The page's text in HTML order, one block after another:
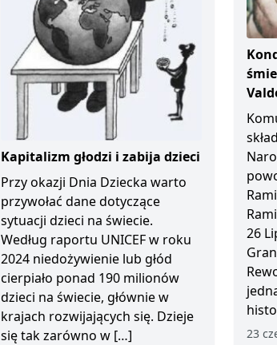
Kapitalizm głodzi i zabija dzieci
Przy okazji Dnia Dziecka warto
przywołać dane dotyczące
sytuacji dzieci na świecie.
Według raportu UNICEF w roku
2024 niedożywienie lub głód
cierpiało ponad 190 milionów
dzieci na świecie, głównie w
krajach rozwijających się. Dzieje
się tak zarówno w […]
26
23